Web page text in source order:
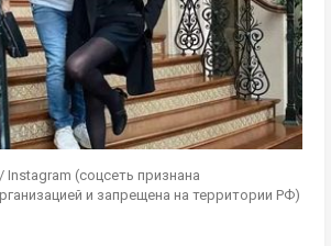
(соцсеть признана
и запрещена на территории РФ)